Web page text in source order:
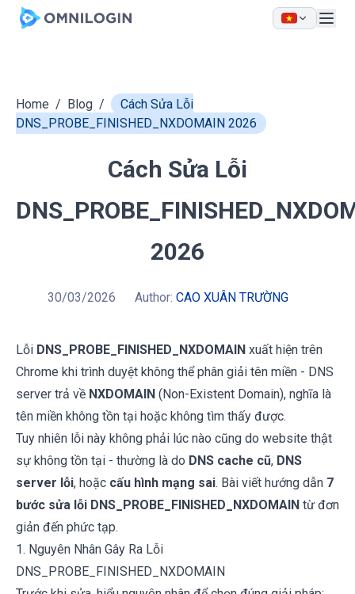
Skip to main content
Home / Blog /
Cách Sửa Lỗi
DNS_PROBE_FINISHED_NXDOMAIN 2026
Cách Sửa Lỗi
2026
30/03/2026 Author: CAO XUÂN TRƯỜNG
Lỗi DNS_PROBE_FINISHED_NXDOMAIN xuất hiện trên
Chrome khi trình duyệt không thể phân giải tên miền - DNS
server trả về NXDOMAIN (Non-Existent Domain), nghĩa là
tên miền không tồn tại hoặc không tìm thấy được.
Tuy nhiên lỗi này không phải lúc nào cũng do website thật
sự không tồn tại - thường là do DNS cache cũ, DNS
server lỗi, hoặc cấu hình mạng sai. Bài viết hướng dẫn 7
bước sửa lỗi DNS_PROBE_FINISHED_NXDOMAIN từ đơn
giản đến phức tạp.
1. Nguyên Nhân Gây Ra Lỗi
DNS_PROBE_FINISHED_NXDOMAIN